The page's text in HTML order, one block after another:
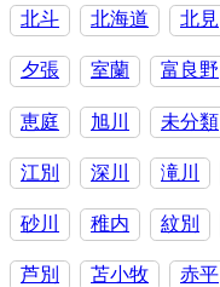
て
北斗 北海道 北見
夕張 室蘭 富良野
恵庭 旭川 未分類
江別 深川 滝川
砂川 稚内 紋別
芦別 苫小牧 赤平